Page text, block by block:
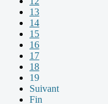
13
14
15
16
17
18
19
Suivant
Fin